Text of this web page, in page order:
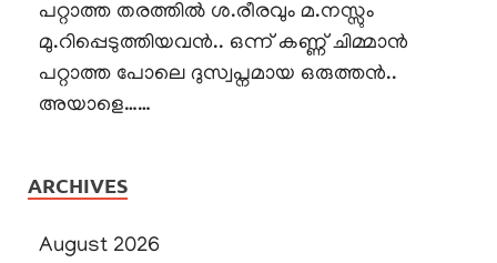
പറ്റാത്ത തരത്തിൽ ശ.രീരവും മ.നസ്സും
മു.റിപ്പെടുത്തിയവൻ.. ഒന്ന് കണ്ണ് ചിമ്മാൻ
പറ്റാത്ത പോലെ ദുസ്വപ്നമായ ഒരുത്തൻ..
അയാളെ……
ARCHIVES
August 2026